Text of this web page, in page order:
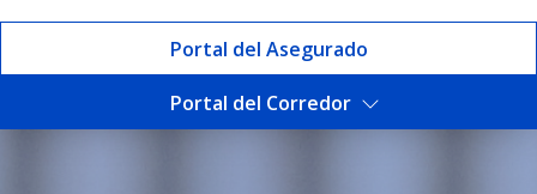
Portal del Asegurado
Portal del Corredor